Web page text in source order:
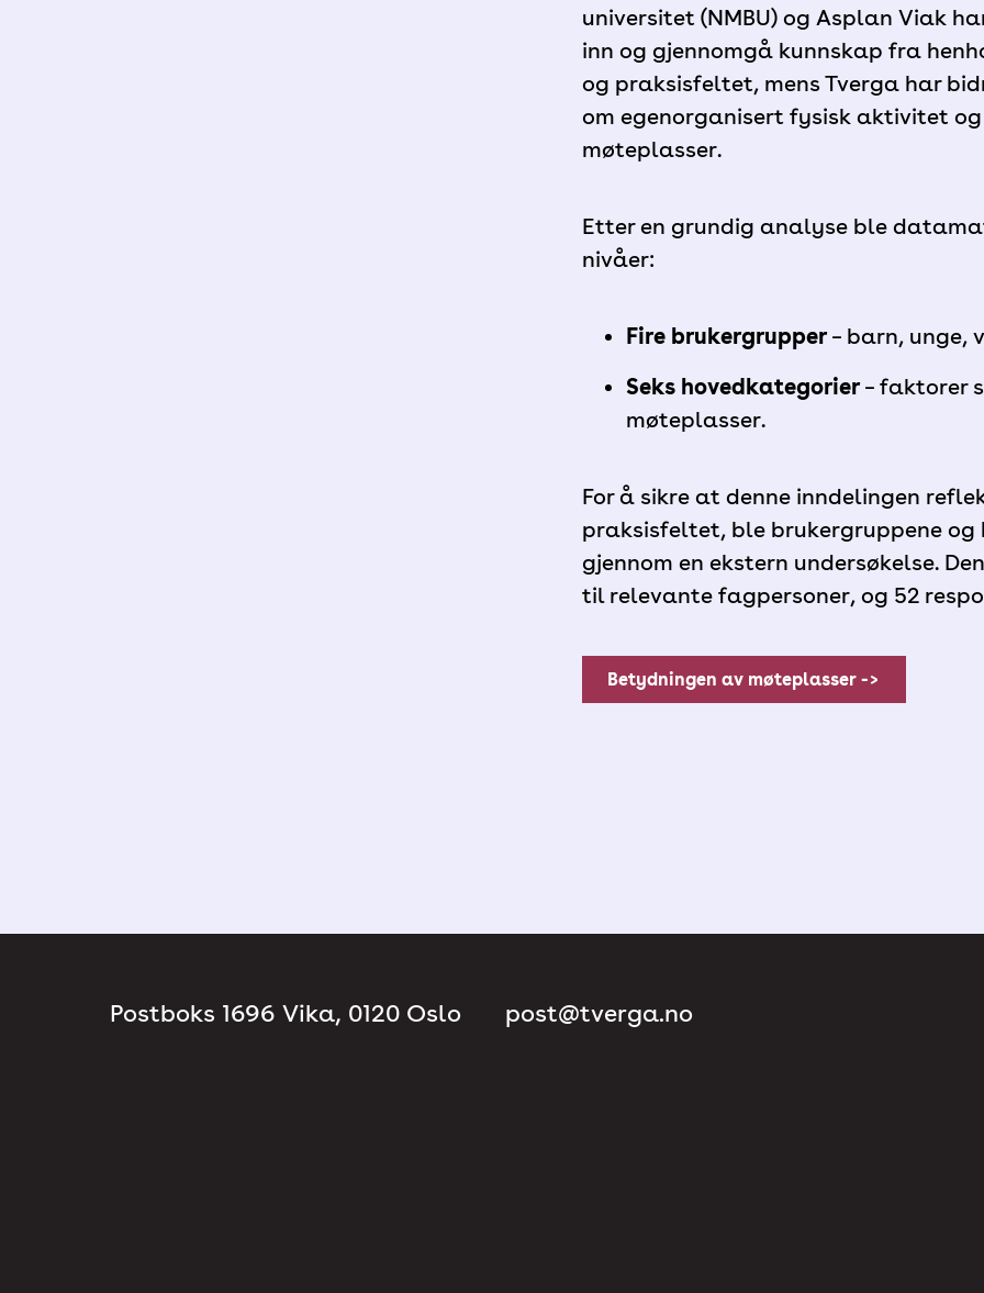
universitet (NMBU) og Asplan Viak
inn og gjennomgå kunnskap fra
og praksisfeltet, mens Tverga har
om egenorganisert fysisk aktivitet
møteplasser.
Etter en grundig analyse ble
nivåer:
Fire brukergrupper– barn, unge,
Seks hovedkategorier– faktorer
møteplasser.
For å sikre at denne inndelingen
praksisfeltet, ble brukergruppene
gjennom en ekstern undersøkelse.
til relevante fagpersoner, og 52
Betydningen av møteplasser ->
Postboks 1696 Vika, 0120 Oslo post@tverga.no